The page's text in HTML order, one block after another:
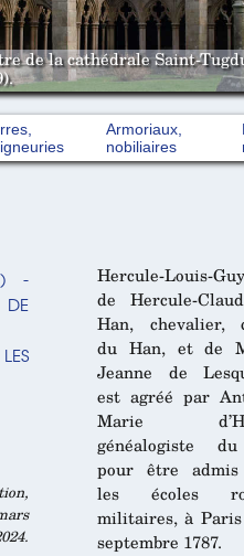
de la cathédrale Saint-
Armoriaux,
nobiliaires
-
DE
Hercule-Louis-
de Hercule-
Han, chevalier,
du Han, et de
Jeanne de
est agréé par
Marie
généalogiste
pour être admis
les écoles
militaires, à
septembre 1787.